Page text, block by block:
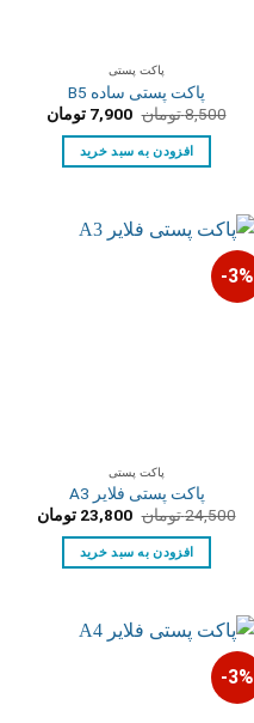
پاکت پستی
پاکت پستی ساده B5
8,500تومان قیمت
اصلی:
8,500 تومان
بود.
7,900 تومانقیمت
افزودن به سبد خرید
3%-
پاکت پستی
پاکت پستی فلایر A3
24,500تومان قیمت
اصلی:
24,500 تومان
بود.
23,800 تومانقیمت
افزودن به سبد خرید
3%-